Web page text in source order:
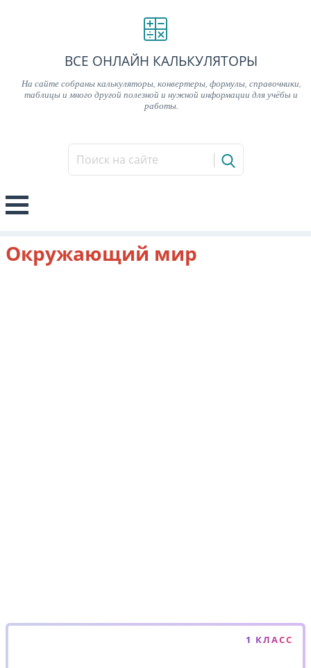
ВСЕ ОНЛАЙН КАЛЬКУЛЯТОРЫ
На сайте собраны калькуляторы, конвертеры, формулы, справочники,
таблицы и много другой полезной и нужной информации для учёбы и
работы.
Окружающий мир
1 КЛАСС